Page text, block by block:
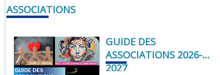
ASSOCIATIONS
GUIDE DES
ASSOCIATIONS 2026-
2027